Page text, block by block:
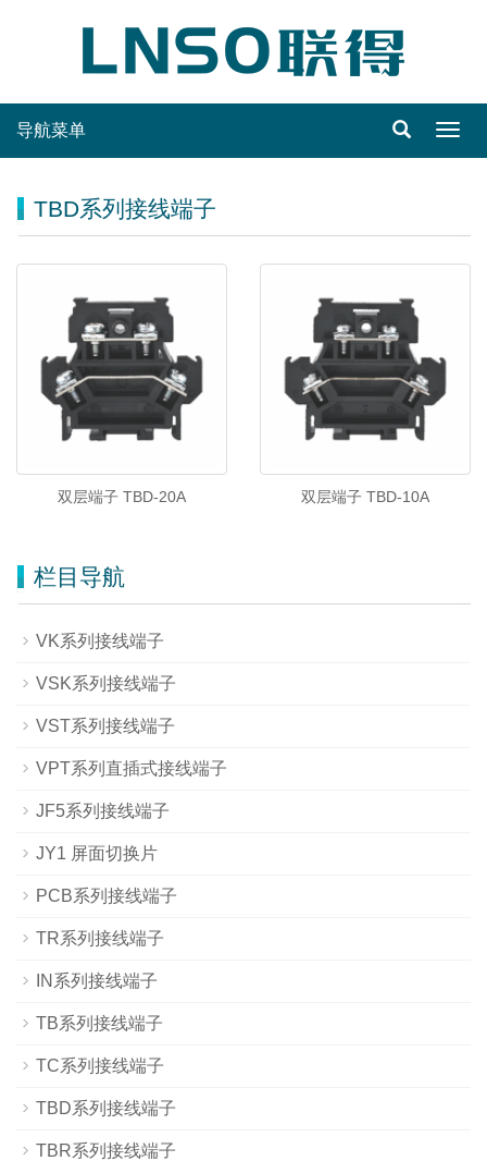
导航菜单
TBD系列接线端子
双层端子 TBD-20A 双层端子 TBD-10A
栏目导航
VK系列接线端子
VSK系列接线端子
VST系列接线端子
VPT系列直插式接线端子
JF5系列接线端子
JY1 屏面切换片
PCB系列接线端子
TR系列接线端子
IN系列接线端子
TB系列接线端子
TC系列接线端子
TBD系列接线端子
TBR系列接线端子